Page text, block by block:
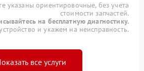
указаны ориентировочные, без учета
стоимости запчастей.
на бесплатную диагностику.
и укажем на неисправность.
все услуги